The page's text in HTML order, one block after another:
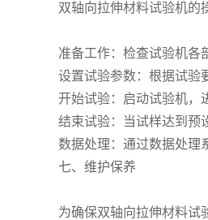
双轴向拉伸材料试验机的
准备工作：检查试验机各
设置试验参数：根据试验
开始试验：启动试验机，
结束试验：当试样达到预
数据处理：通过数据处理
七、维护保养
为确保双轴向拉伸材料试